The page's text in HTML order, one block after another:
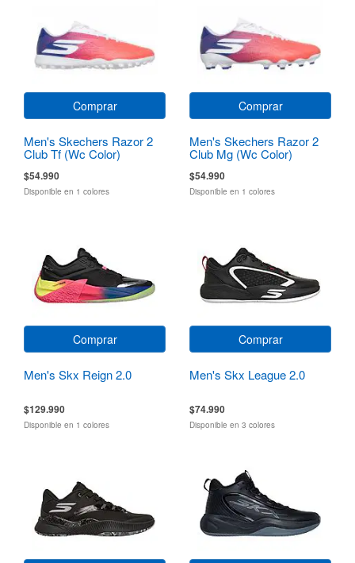
Comprar
Men's Skechers Razor 2
Club Tf (Wc Color)
$54.990
Disponible en 1 colores
Comprar
Men's Skechers Razor 2
Club Mg (Wc Color)
$54.990
Disponible en 1 colores
Comprar
Men's Skx Reign 2.0
$129.990
Disponible en 1 colores
Comprar
Men's Skx League 2.0
$74.990
Disponible en 3 colores